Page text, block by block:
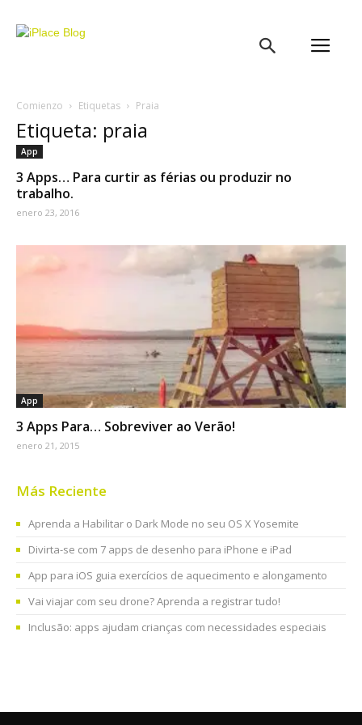
Comienzo Etiquetas Praia
Etiqueta: praia
App
3 Apps… Para curtir as férias ou produzir no
trabalho.
enero 23, 2016
App
3 Apps Para… Sobreviver ao Verão!
enero 21, 2015
Más Reciente
Aprenda a Habilitar o Dark Mode no seu OS X Yosemite
Divirta-se com 7 apps de desenho para iPhone e iPad
App para iOS guia exercícios de aquecimento e alongamento
Vai viajar com seu drone? Aprenda a registrar tudo!
Inclusão: apps ajudam crianças com necessidades especiais